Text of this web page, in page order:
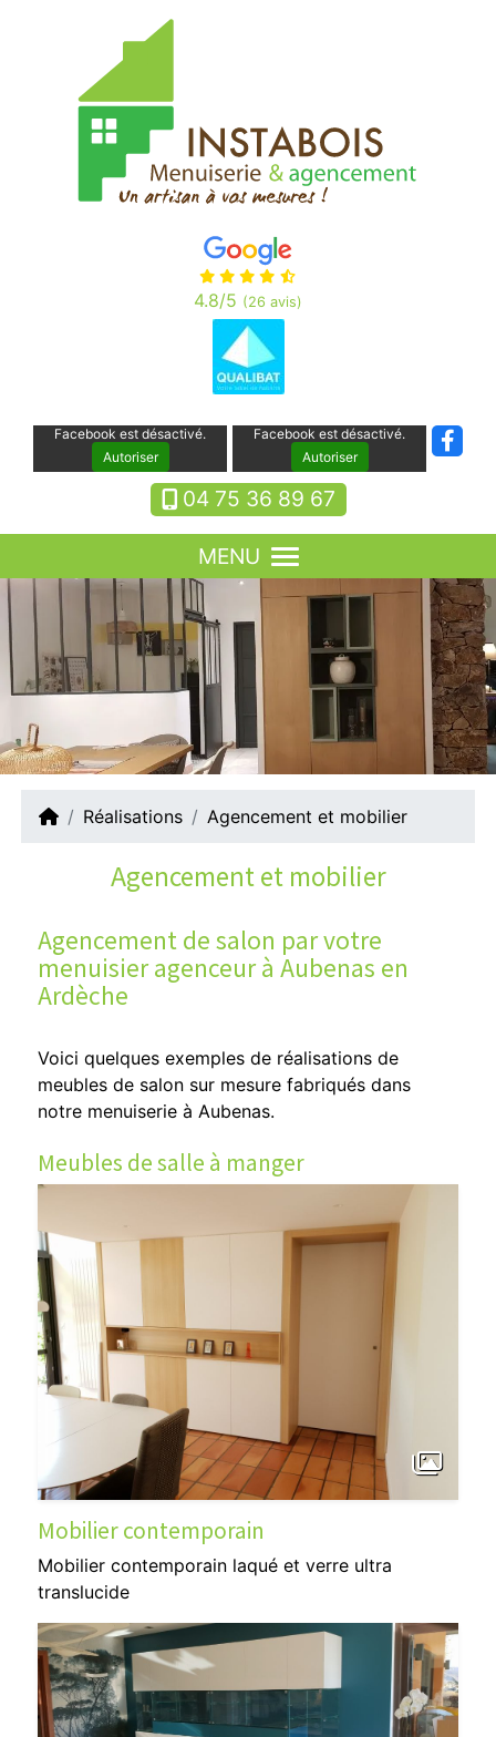
4.8/5 (26 avis)
Facebook est désactivé.
Autoriser
Facebook est désactivé.
Autoriser
04 75 36 89 67
MENU
Réalisations Agencement et mobilier
Agencement et mobilier
Agencement de salon par votre
menuisier agenceur à Aubenas en
Ardèche
Voici quelques exemples de réalisations de
meubles de salon sur mesure fabriqués dans
notre menuiserie à Aubenas.
Meubles de salle à manger
Mobilier contemporain
Mobilier contemporain laqué et verre ultra
translucide
Panneau de gestion des cookies